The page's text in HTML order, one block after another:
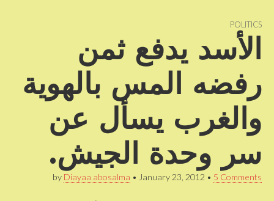
syriano POLITICS
الأسد يدفع ثمن
رفضه المس بالهوية
والغرب يسأل عن
سر وحدة الجيش.
by Diayaa abosalma • January 23, 2012 • 5 Comments